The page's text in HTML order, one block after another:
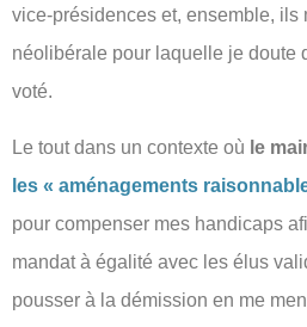
vice-présidences et, ensemble, ils
néolibérale pour laquelle je doute
voté.
Le tout dans un contexte où le
les « aménagements
pour compenser mes handicaps
mandat à égalité avec les élus
pousser à la démission en me